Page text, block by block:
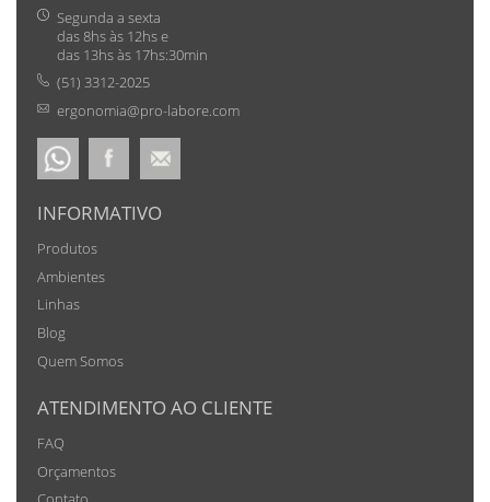
Segunda a sexta
das 8hs às 12hs e
das 13hs às 17hs:30min
(51) 3312-2025
ergonomia@pro-labore.com
INFORMATIVO
Produtos
Ambientes
Linhas
Blog
Quem Somos
ATENDIMENTO AO CLIENTE
FAQ
Orçamentos